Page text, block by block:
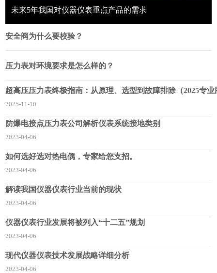
未来5年我国对仪器仪表重点产品的需求
安全阀为什么要校验？
压力表对环境要求是怎么样的？
超高压压力表终极指南：从原理、选型到故障排除（2025专业
2025-11-10
防爆电接点压力表公司解析仪表系统接地类别
2023-04-06
如何选好选对热电偶，专家给您支招。
2023-04-06
解读我国仪器仪表行业当前的现状
2023-04-06
仪器仪表行业发展将被列入“十二五”规划
2023-04-06
现代仪器仪表技术发展战略详细分析
2023-04-06